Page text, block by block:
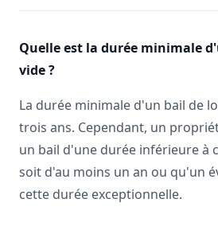
Quelle est la durée minimale
vide ?
La durée minimale d'un bail de
trois ans. Cependant, un
un bail d'une durée inférieure à
soit d'au moins un an ou qu'un
cette durée exceptionnelle.